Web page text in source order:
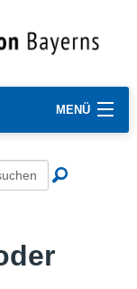
MENÜ